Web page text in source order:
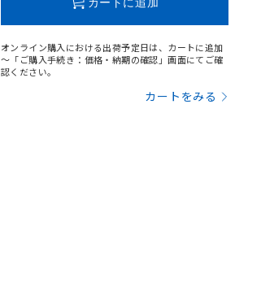
オンライン購入における出荷予定日は、カートに追加
～「ご購入手続き：価格・納期の確認」画面にてご確
認ください。
カートをみる